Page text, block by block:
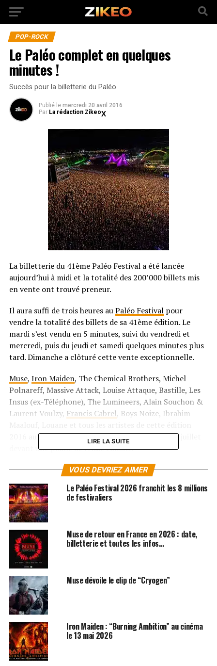
POP-ROCK
Le Paléo complet en quelques
minutes !
Succès pour la billetterie du Paléo
Publié le mercredi 20 avril 2016
Par La rédaction Zikeo
La billetterie du 41ème Paléo Festival a été lancée
aujourd’hui à midi et la totalité des 200’000 billets mis
en vente ont trouvé preneur.
Il aura suffi de trois heures auPaléo Festivalpour
vendre la totalité des billets de sa 41ème édition. Le
mardi s’est vendu en 5 minutes, suivi du vendredi et
mercredi, puis du jeudi et samedi quelques minutes plus
tard. Dimanche a clôturé cette vente exceptionnelle.
Muse, Iron Maiden, The Chemical Brothers, Michel
Polnareff, Massive Attack, Louise Attaque, Bastille, Les
Insus (ex-Téléphone), The Lumineers, Alain Souchon &
Laurent Voulzy, Francis Cabrel, Boys Noize, Ibrahim
2016 auront le plaisir de se produire du 19 au 24 juillet
devant une plaine de l’Asse comble.
A noter qu’une session de rattrapage pour réussir à
choper des billets aura lieu avec la « bourse aux billets »,
qui sera mise en ligne le lundi 2 mai à midi sur paleo.ch.
De plus, durant le Festival, 1’500 billets seront mis en
vente chaque jour dès 9h00 pour le soir même sur
paleo.ch.
SUJETS ASSOCIÉS:
LIRE LA SUITE
VOUS DEVRIEZ AIMER
Le Paléo Festival 2026 franchit les 8 millions
de festivaliers
Muse de retour en France en 2026 : date,
billetterie et toutes les infos…
Muse dévoile le clip de “Cryogen”
Iron Maiden : “Burning Ambition” au cinéma
le 13 mai 2026